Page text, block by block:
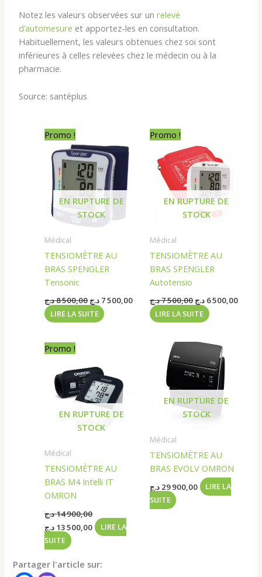
Notez les valeurs observées sur unrelevé
d’automesure et apportez-les en consultation.
Habituellement, les valeurs obtenues chez soi sont
inférieures à celles relevées chez le médecin ou à la
pharmacie.
Source: santéplus
Promo !
EN RUPTURE DE
STOCK
Médical
TENSIOMÈTRE AU
BRAS SPENGLER
Tensonic
8 500,00د.ج
initial
était :
7 500,00 د.ج
7 500,00 د.ج.
LIRE LA SUITE
Promo !
EN RUPTURE DE
STOCK
Médical
TENSIOMÈTRE AU
BRAS SPENGLER
Autotensio
7 500,00د.ج
initial
était :
6 500,00 د.ج
LIRE LA SUITE
Promo !
EN RUPTURE DE
STOCK
Médical
TENSIOMÈTRE AU
BRAS M4 Intelli IT
OMRON
14 900,00د.ج
Le
prix
était :
14 900,00 د.ج.
13 500,00 د.ج
actuel
est :
LIRE LA
SUITE
EN RUPTURE DE
STOCK
Médical
TENSIOMÈTRE AU
BRAS EVOLV OMRON
29 900,00 د.ج
LIRE LA
SUITE
Partager l'article sur: